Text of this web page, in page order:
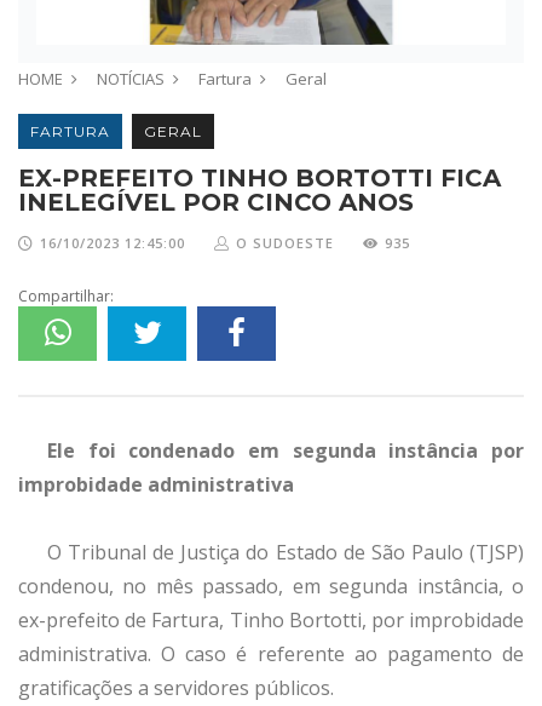
HOME NOTÍCIAS Fartura Geral
FARTURA GERAL
EX-PREFEITO TINHO BORTOTTI FICA
INELEGÍVEL POR CINCO ANOS
16/10/2023 12:45:00 O SUDOESTE 935
Compartilhar:
Ele foi condenado em segunda instância por
improbidade administrativa
O Tribunal de Justiça do Estado de São Paulo (TJSP)
condenou, no mês passado, em segunda instância, o
ex-prefeito de Fartura, Tinho Bortotti, por improbidade
administrativa. O caso é referente ao pagamento de
gratificações a servidores públicos.